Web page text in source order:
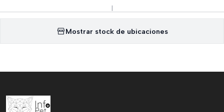
|
Mostrar stock de ubicaciones